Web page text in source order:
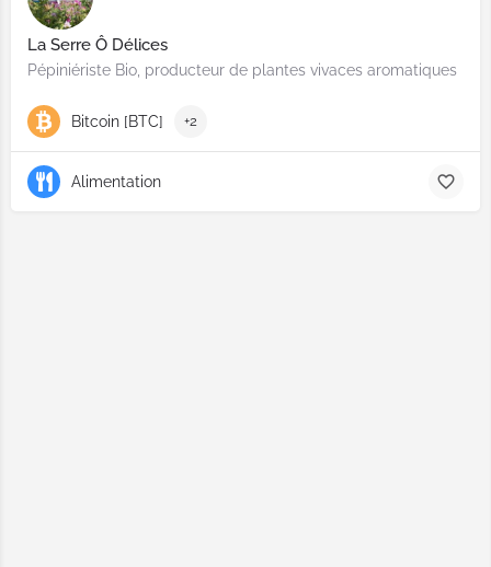
La Serre Ô Délices
Pépiniériste Bio, producteur de plantes vivaces aromatiques
Bitcoin [BTC] +2
Alimentation